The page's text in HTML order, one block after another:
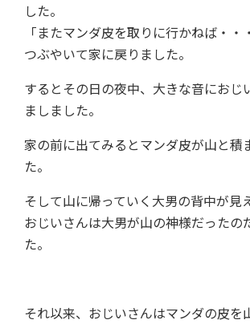
した。
「またマンダ皮を取りに行かねば・・
つぶやいて家に戻りました。
するとその日の夜中、大きな音におじ
ましました。
家の前に出てみるとマンダ皮が山と積
た。
そして山に帰っていく大男の背中が見
おじいさんは大男が山の神様だったの
た。
それ以来、おじいさんはマンダの皮を